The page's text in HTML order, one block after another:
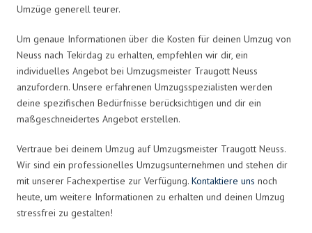
Umzüge generell teurer.
Um genaue Informationen über die Kosten für deinen Umzug von
Neuss nach Tekirdag zu erhalten, empfehlen wir dir, ein
individuelles Angebot bei Umzugsmeister Traugott Neuss
anzufordern. Unsere erfahrenen Umzugsspezialisten werden
deine spezifischen Bedürfnisse berücksichtigen und dir ein
maßgeschneidertes Angebot erstellen.
Vertraue bei deinem Umzug auf Umzugsmeister Traugott Neuss.
Wir sind ein professionelles Umzugsunternehmen und stehen dir
mit unserer Fachexpertise zur Verfügung. Kontaktiere uns noch
heute, um weitere Informationen zu erhalten und deinen Umzug
stressfrei zu gestalten!